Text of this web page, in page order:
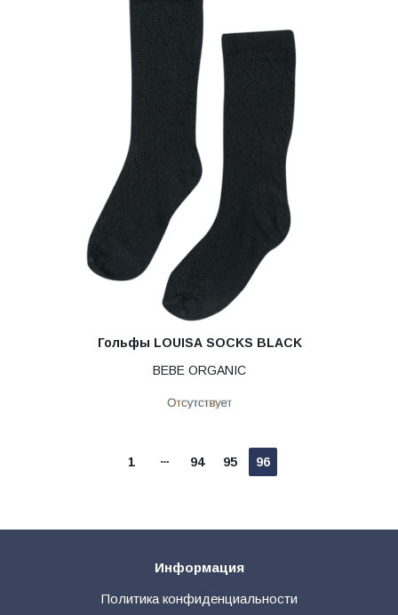
Гольфы LOUISA SOCKS BLACK
BEBE ORGANIC
1 94 95 96
Информация
Политика конфиденциальности